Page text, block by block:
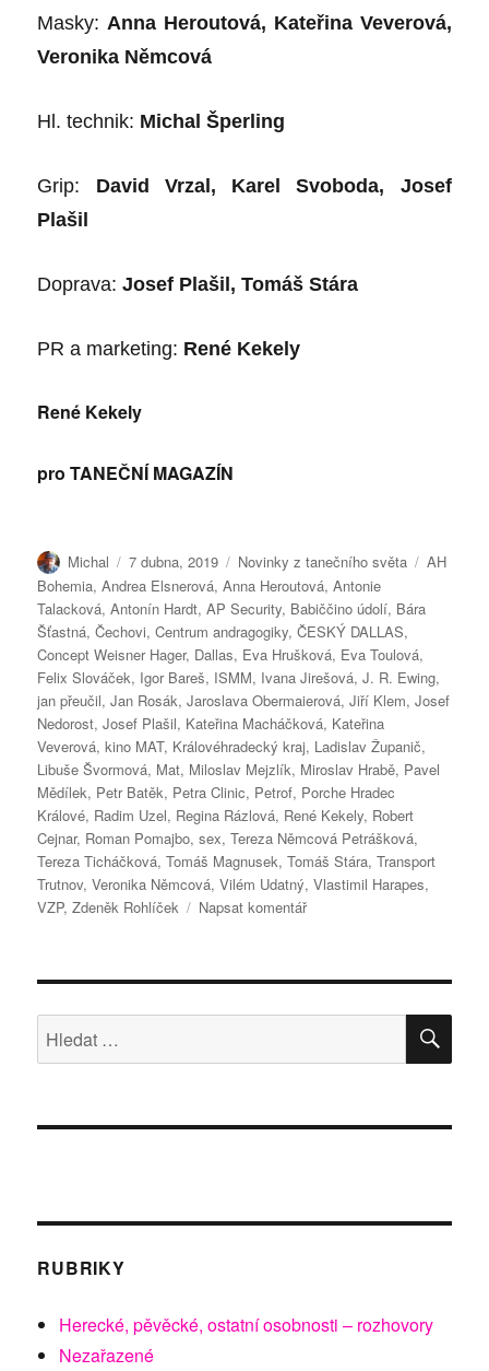
Masky: Anna Heroutová, Kateřina Veverová,
Veronika Němcová
Hl. technik: Michal Šperling
Grip: David Vrzal, Karel Svoboda, Josef
Plašil
Doprava:Josef Plašil, Tomáš Stára
PR a marketing: René Kekely
René Kekely
pro TANEČNÍ MAGAZÍN
Autor:
Michal Publikováno:
7 dubna, 2019 Rubriky:
Novinky z tanečního světa Štítky:
AH
Bohemia,Andrea Elsnerová,Anna Heroutová,Antonie
Talacková,Antonín Hardt,AP Security, Babiččino údolí, Bára
Šťastná,Čechovi,Centrum andragogiky,ČESKÝ DALLAS,
Concept Weisner Hager, Dallas, Eva Hrušková, Eva Toulová,
Felix Slováček, Igor Bareš, ISMM, Ivana Jirešová,J. R. Ewing,
jan přeučil,Jan Rosák,Jaroslava Obermaierová,Jiří Klem,Josef
Nedorost,Josef Plašil, Kateřina Macháčková, Kateřina
Veverová,kino MAT, Královéhradecký kraj, Ladislav Županič,
Libuše Švormová, Mat, Miloslav Mejzlík, Miroslav Hrabě, Pavel
Mědílek, Petr Batěk, Petra Clinic, Petrof, Porche Hradec
Králové, Radim Uzel, Regina Rázlová, René Kekely, Robert
Cejnar, Roman Pomajbo,sex,Tereza Němcová Petrášková,
Tereza Ticháčková,Tomáš Magnusek,Tomáš Stára,Transport
Trutnov,Veronika Němcová,Vilém Udatný,Vlastimil Harapes,
VZP,Zdeněk Rohlíček Napsat komentářpro
názvem
nový
„ČECHOVI“
Hledat:
RUBRIKY
Herecké, pěvěcké, ostatní osobnosti – rozhovory
Nezařazené